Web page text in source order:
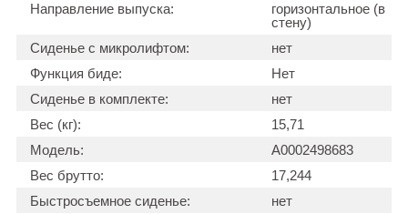
Направление выпуска:
горизонтальное (в
стену)
Сиденье с микролифтом:
нет
Функция биде:
Нет
Сиденье в комплекте:
нет
Вес (кг):
15,71
Модель:
А0002498683
Вес брутто:
17,244
Быстросъемное сиденье:
нет